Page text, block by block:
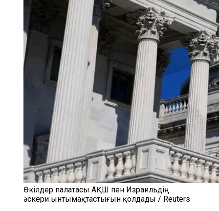
Өкілдер палатасы АҚШ пен Израильдің
әскери ынтымақтастығын қолдады / Reuters